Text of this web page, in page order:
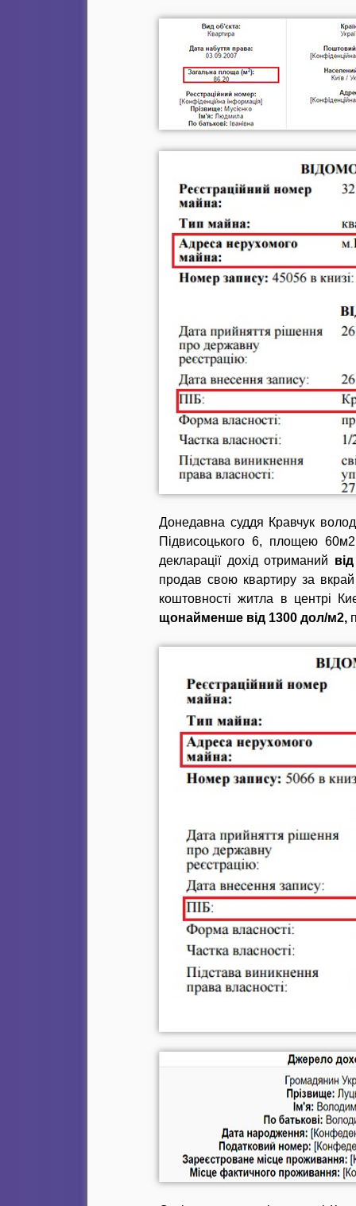
Донедавна суддя Кравчук
Підвисоцького 6, площею
декларації дохід отриманий
продав свою квартиру за
коштовності житла в центрі
щонайменше від 1300 дол/м2,